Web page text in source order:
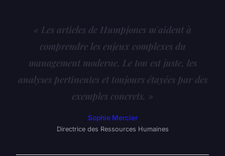
« Les articles de Humpjones m'aident à
comprendre les enjeux complexes du
management moderne. Le ton est juste, les
analyses pertinentes et toujours étayées par des
exemples concrets. »
Sophie Mercier
Directrice des Ressources Humaines